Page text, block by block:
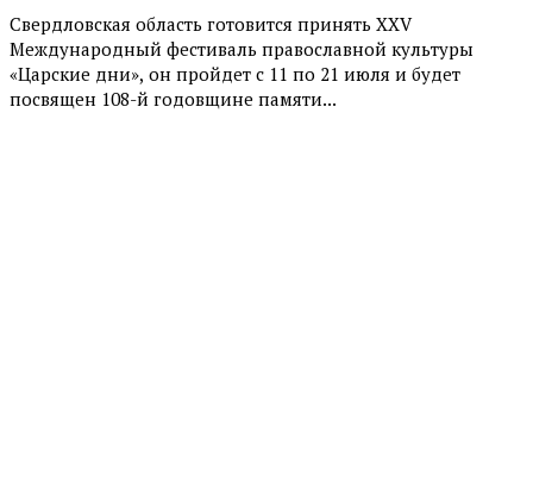
Свердловская область готовится принять XXV
Международный фестиваль православной культуры
«Царские дни», он пройдет с 11 по 21 июля и будет
посвящен 108-й годовщине памяти...